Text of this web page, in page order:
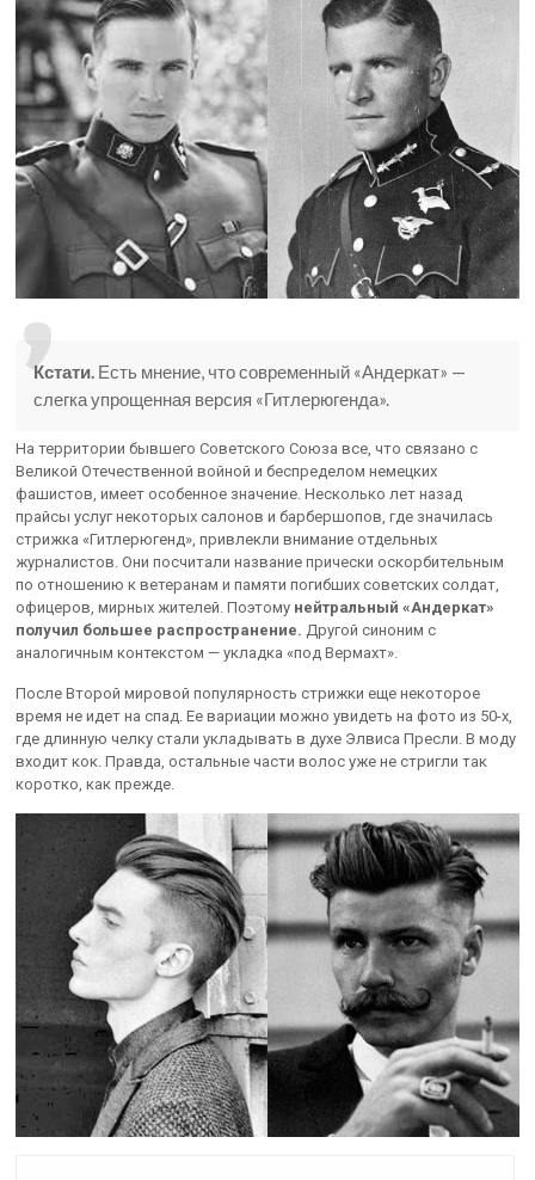
Кстати. Есть мнение, что современный «Андеркат» —
слегка упрощенная версия «Гитлерюгенда».
На территории бывшего Советского Союза все, что связано с
Великой Отечественной войной и беспределом немецких
фашистов, имеет особенное значение. Несколько лет назад
прайсы услуг некоторых салонов и барбершопов, где значилась
стрижка «Гитлерюгенд», привлекли внимание отдельных
журналистов. Они посчитали название прически оскорбительным
по отношению к ветеранам и памяти погибших советских солдат,
офицеров, мирных жителей. Поэтому нейтральный «Андеркат»
получил большее распространение. Другой синоним с
аналогичным контекстом — укладка «под Вермахт».
После Второй мировой популярность стрижки еще некоторое
время не идет на спад. Ее вариации можно увидеть на фото из 50-х,
где длинную челку стали укладывать в духе Элвиса Пресли. В моду
входит кок. Правда, остальные части волос уже не стригли так
коротко, как прежде.